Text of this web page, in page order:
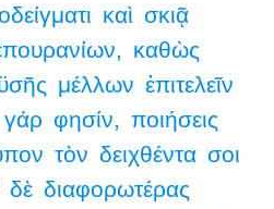
καὶ σκιᾷ
καθὼς
μέλλων ἐπιτελεῖν
γάρ φησίν,
ποιήσεις
τὸν δειχθέντα σοι
δὲ διαφορωτέρας